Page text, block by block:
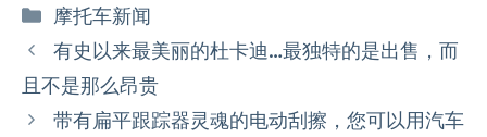
分
类
摩托车新闻
有史以来最美丽的杜卡迪…最独特的是出售，而
且不是那么昂贵
带有扁平跟踪器灵魂的电动刮擦，您可以用汽车